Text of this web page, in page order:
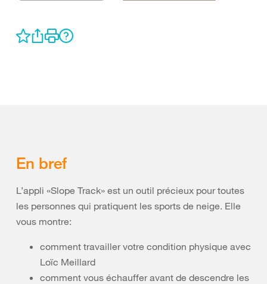
En bref
L’appli «Slope Track» est un outil précieux pour toutes
les personnes qui pratiquent les sports de neige. Elle
vous montre:
comment travailler votre condition physique avec
Loïc Meillard
comment vous échauffer avant de descendre les